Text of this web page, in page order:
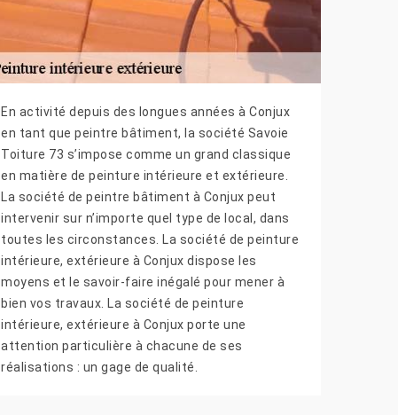
En activité depuis des longues années à Conjux
en tant que peintre bâtiment, la société Savoie
Toiture 73 s’impose comme un grand classique
en matière de peinture intérieure et extérieure.
La société de peintre bâtiment à Conjux peut
intervenir sur n’importe quel type de local, dans
toutes les circonstances. La société de peinture
intérieure, extérieure à Conjux dispose les
moyens et le savoir-faire inégalé pour mener à
bien vos travaux. La société de peinture
intérieure, extérieure à Conjux porte une
attention particulière à chacune de ses
réalisations : un gage de qualité.